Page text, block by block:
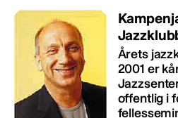
Årets
2001 er
offentlig i